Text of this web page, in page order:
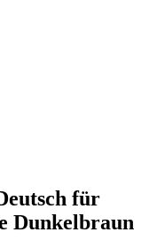
für
Dunkelbraun